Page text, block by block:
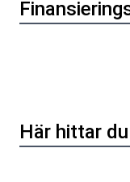
Här hittar